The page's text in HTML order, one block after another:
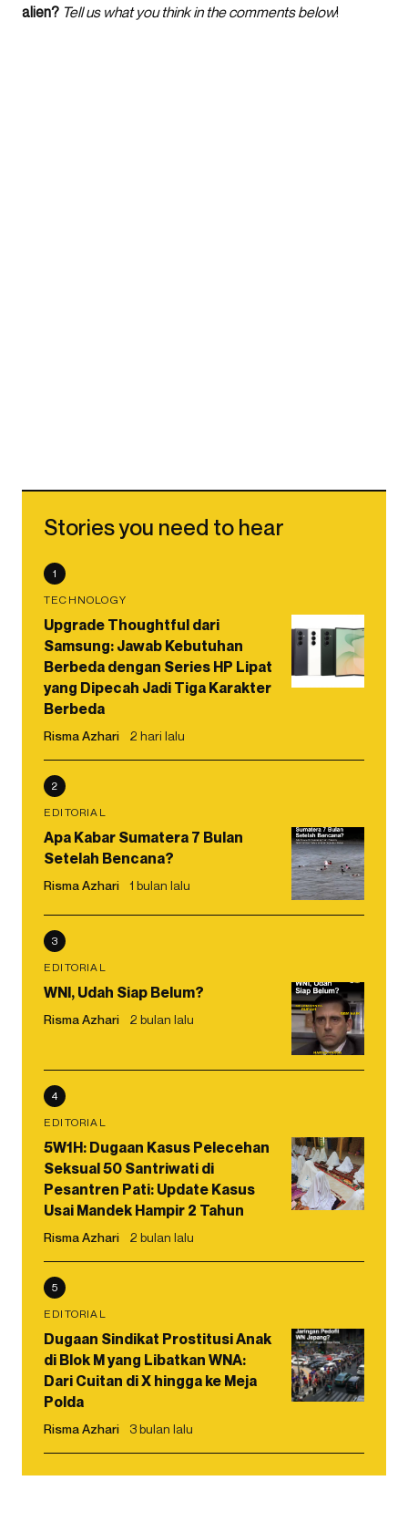
alien? Tell us what you think in the comments below!
Stories you need to hear
1
TECHNOLOGY
Upgrade Thoughtful dari
Samsung: Jawab Kebutuhan
Berbeda dengan Series HP Lipat
yang Dipecah Jadi Tiga Karakter
Berbeda
Risma Azhari 2 hari lalu
2
EDITORIAL
Apa Kabar Sumatera 7 Bulan
Setelah Bencana?
Risma Azhari 1 bulan lalu
3
EDITORIAL
WNI, Udah Siap Belum?
Risma Azhari 2 bulan lalu
4
EDITORIAL
5W1H: Dugaan Kasus Pelecehan
Seksual 50 Santriwati di
Pesantren Pati: Update Kasus
Usai Mandek Hampir 2 Tahun
Risma Azhari 2 bulan lalu
5
EDITORIAL
Dugaan Sindikat Prostitusi Anak
di Blok M yang Libatkan WNA:
Dari Cuitan di X hingga ke Meja
Polda
Risma Azhari 3 bulan lalu